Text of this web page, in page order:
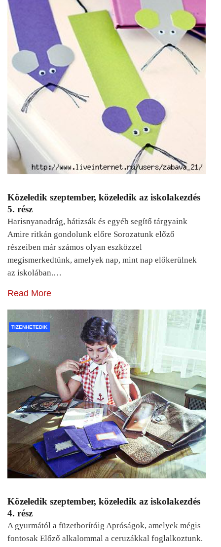
Közeledik szeptember, közeledik az iskolakezdés
5. rész
Harisnyanadrág, hátizsák és egyéb segítő tárgyaink
Amire ritkán gondolunk előre Sorozatunk előző
részeiben már számos olyan eszközzel
megismerkedtünk, amelyek nap, mint nap előkerülnek
az iskolában.…
Read More
TIZENHETEDIK
Közeledik szeptember, közeledik az iskolakezdés
4. rész
A gyurmától a füzetborítóig Apróságok, amelyek mégis
fontosak Előző alkalommal a ceruzákkal foglalkoztunk.